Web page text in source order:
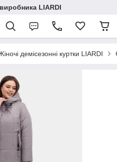
LIARDI
демісезонні куртки LIARDI